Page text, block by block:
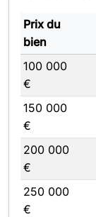
Prix du
bien
100 000
€
150 000
€
200 000
€
250 000
€